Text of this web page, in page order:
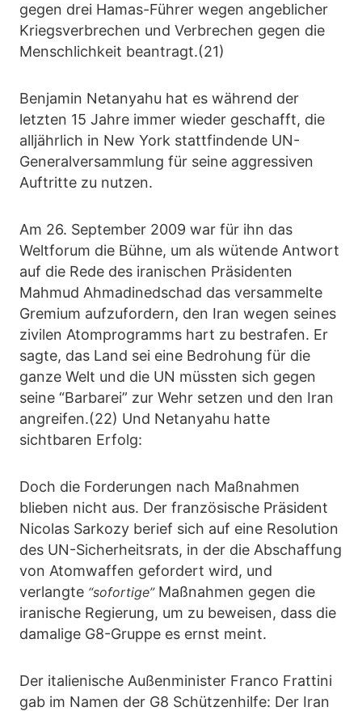
gegen drei Hamas-Führer wegen angeblicher
Kriegsverbrechen und Verbrechen gegen die
Menschlichkeit beantragt.(21)
Benjamin Netanyahu hat es während der
letzten 15 Jahre immer wieder geschafft, die
alljährlich in New York stattfindende UN-
Generalversammlung für seine aggressiven
Auftritte zu nutzen.
Am 26. September 2009 war für ihn das
Weltforum die Bühne, um als wütende Antwort
auf die Rede des iranischen Präsidenten
Mahmud Ahmadinedschad das versammelte
Gremium aufzufordern, den Iran wegen seines
zivilen Atomprogramms hart zu bestrafen. Er
sagte, das Land sei eine Bedrohung für die
ganze Welt und die UN müssten sich gegen
seine “Barbarei” zur Wehr setzen und den Iran
angreifen.(22) Und Netanyahu hatte
sichtbaren Erfolg:
Doch die Forderungen nach Maßnahmen
blieben nicht aus. Der französische Präsident
Nicolas Sarkozy berief sich auf eine Resolution
des UN-Sicherheitsrats, in der die Abschaffung
von Atomwaffen gefordert wird, und
verlangte “sofortige”Maßnahmen gegen die
iranische Regierung, um zu beweisen, dass die
damalige G8-Gruppe es ernst meint.
Der italienische Außenminister Franco Frattini
gab im Namen der G8 Schützenhilfe: Der Iran